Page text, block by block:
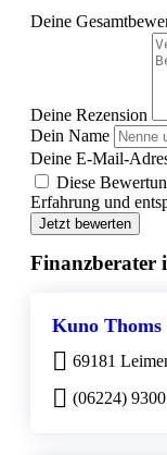
Deine
Deine Rezension
Dein Name
Deine E-Mail-
Diese
Erfahrung und
Jetzt bewerten
Finanzberater
Kuno Thoms
69181
(06224)